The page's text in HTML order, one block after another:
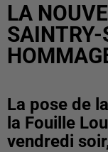
LA
SAINTRY-
La pose de
la Fouille
vendredi